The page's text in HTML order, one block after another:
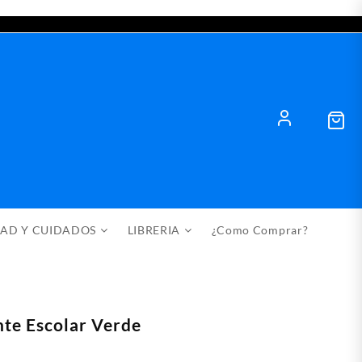
Y CUIDADOS LIBRERIA ¿Como Comprar?
Escolar Verde